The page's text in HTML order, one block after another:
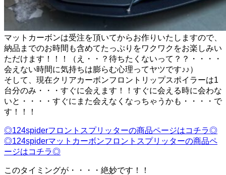
マットカーボンは受注を頂いてからお作りいたしますので、
納品までのお時間も含めてたっぷりをワクワクをお楽しみい
ただけます！！！（え・・？待ちたくないって？？・・・・
会えない時間に気持ちは膨らむ心理ってヤツです♪♪）
そして、現在クリアカーボンフロントリップスポイラーは1
台分のみ・・・すぐに会えます！！すぐに会える時に会わな
いと・・・・すぐにまた会えなくなっちゃうかも・・・・で
す！！！
◎124spiderフロントスプリッターの商品ページはコチラ◎
◎124spiderマットカーボンフロントスプリッターの商品ペ
ージはコチラ◎
このタイミングが・・・・絶妙です！！